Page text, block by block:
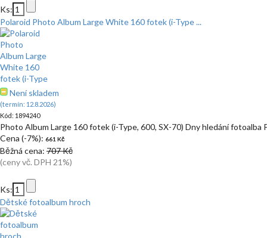
Ks:
Polaroid Photo Album Large White 160 fotek (i-Type ...
Není skladem
(termín: 12.8.2026)
Kód: 1894240
Photo Album Large 160 fotek (i-Type, 600, SX-70) Dny hledání fotoalba
Cena (-7%): 661 Kč
Běžná cena: 707 Kč
(ceny vč. DPH 21%)
Ks:
Dětské fotoalbum hroch